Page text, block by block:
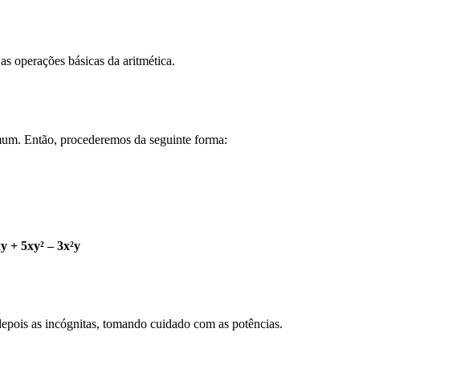
operações básicas da aritmética.
Então, procederemos da seguinte forma:
+ 5xy² – 3x²y
as incógnitas, tomando cuidado com as potências.